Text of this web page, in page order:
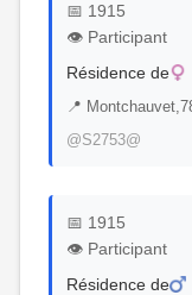
📅 1915
👁️ Participant
Résidence de
📍
@S2753@
📅 1915
👁️ Participant
Résidence de